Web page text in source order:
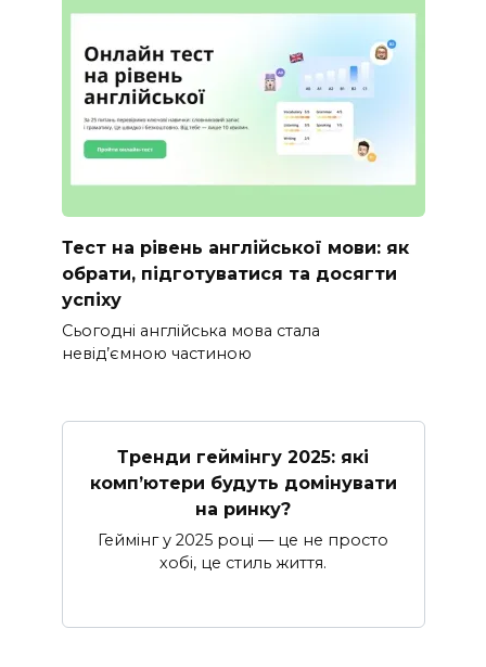
Тест на рівень англійської мови: як
обрати, підготуватися та досягти
успіху
Сьогодні англійська мова стала
невід’ємною частиною
Тренди геймінгу 2025: які
комп’ютери будуть домінувати
на ринку?
Геймінг у 2025 році — це не просто
хобі, це стиль життя.